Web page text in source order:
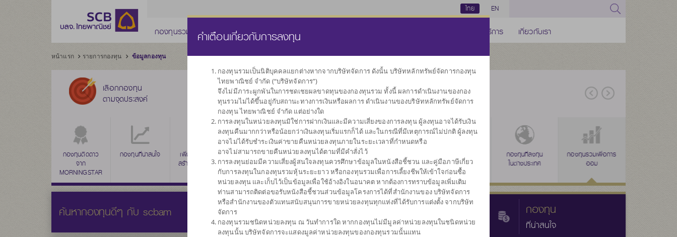
ไทย EN
กองทุนรวม กองทุนส่วนบุคคล ช่องทางบริการ เกี่ยวกับเรา
หน้าแรก รายการกองทุน ข้อมูลกองทุน
เลือกกองทุน
ตามจุดประสงค์
กองทุนติดดาว
จาก
MORNINGSTAR
กองทุนที่น่าสนใจ
เพิ่มค่าเงินลงทุน
สร้างผลตอบแทน
ผันผวนต่ำ
รักษาเงินลงทุน
กระจายการลงทุน
หลายสินทรัพย์
รับเงินปันผล
การลงทุน
ลดหย่อนภาษี
ลดหย่อนภาษี
ลดหย่อนภาษี
เลือกกองทุน
ตามนโยบายการลงทุน
กองทุนรวมตลาด
กองทุนรวม
ตราสารหนี้
กองทุนรวมดัชนี
กองทุนรวม
ตราสารทุน
ผสม
ทรัพย์สินทางเลือก
กองทุนที่ลงทุน
ในต่างประเทศ
กองทุนรวมเพื่อการ
ออม
ค้นหากองทุนดีๆ กับ scbam กองทุน
ที่น่าสนใจ
คำเตือนเกี่ยวกับการลงทุน
กองทุนรวมเป็นนิติบุคคลแยกต่างหากจากบริษัทจัดการ ดังนั้น บริษัทหลักทรัพย์จัดการกองทุน
ไทยพาณิชย์ จำกัด (“บริษัทจัดการ”)
จึงไม่มีภาระผูกพันในการชดเชยผลขาดทุนของกองทุนรวม ทั้งนี้ ผลการดำเนินงานของกอง
ทุนรวมไม่ได้ขึ้นอยู่กับสถานะทางการเงินหรือผลการ ดำเนินงานของบริษัทหลักทรัพย์จัดการ
กองทุน ไทยพาณิชย์ จำกัด แต่อย่างใด
การลงทุนในหน่วยลงทุนมิใช่การฝากเงินและมีความเสี่ยงของการลงทุน ผู้ลงทุนอาจได้รับเงิน
ลงทุนคืนมากกว่าหรือน้อยกว่าเงินลงทุนเริ่มแรกก็ได้ และในกรณีที่มีเหตุการณ์ไม่ปกติ ผู้ลงทุน
อาจไม่ได้รับชำระเงินค่าขายคืนหน่วยลงทุนภายในระยะเวลาที่กำหนดหรือ
อาจไม่สามารถขายคืนหน่วยลงทุนได้ตามที่มีคำสั่งไว้
การลงทุนย่อมมีความเสี่ยงผู้สนใจลงทุนควรศึกษาข้อมูลในหนังสือชี้ชวน และคู่มือภาษีเกี่ยว
กับการลงทุนในกองทุนรวมหุ้นระยะยาว หรือกองทุนรวมเพื่อการเลี้ยงชีพให้เข้าใจก่อนซื้อ
หน่วยลงทุน และเก็บไว้เป็นข้อมูลเพื่อใช้อ้างอิงในอนาคต หากต้องการทราบข้อมูลเพิ่มเติม
ท่านสามารถติดต่อขอรับหนังสือชี้ชวนส่วนข้อมูลโครงการได้ที่สำนักงานของ บริษัทจัดการ
หรือสำนักงานของตัวแทนสนับสนุนการขายหน่วยลงทุนทุกแห่งที่ได้รับการแต่งตั้ง จากบริษัท
จัดการ
กองทุนรวมชนิดหน่วยลงทุน ณ วันทำการใด หากกองทุนไม่มีมูลค่าหน่วยลงทุนในชนิดหน่วย
ลงทุนนั้น บริษัทจัดการจะแสดงมูลค่าหน่วยลงทุนของกองทุนรวมนั้นแทน